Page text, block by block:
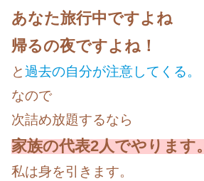
あなた旅行中ですよね
帰るの夜ですよね！
と過去の自分が注意してくる。
なので
次詰め放題するなら
家族の代表2人でやります。
私は身を引きます。